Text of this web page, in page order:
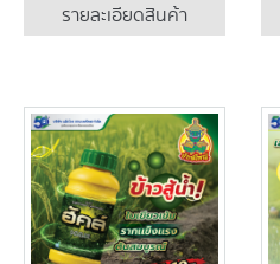
รายละเอียดสินค้า